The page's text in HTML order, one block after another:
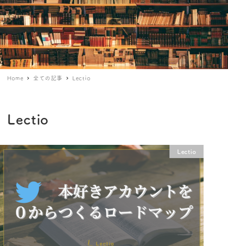
Home 全ての記事 Lectio
Lectio
Lectio